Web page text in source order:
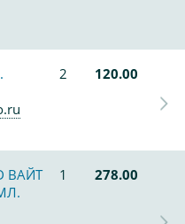
2
120.00
ВАЙТ
1 278.00